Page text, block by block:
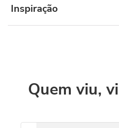
Inspiração
Quem viu,